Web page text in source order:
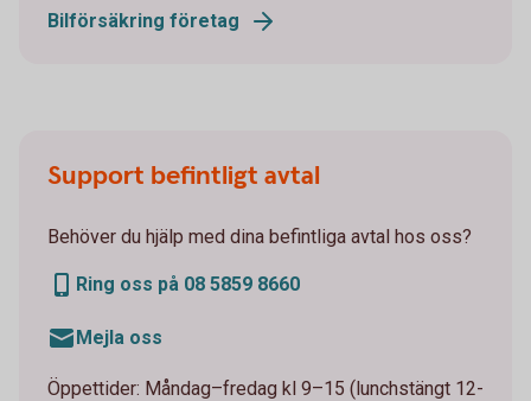
Bilförsäkring företag
Support befintligt avtal
Behöver du hjälp med dina befintliga avtal hos oss?
Ring oss på 08 5859 8660
Mejla oss
Öppettider: Måndag–fredag kl 9–15 (lunchstängt 12-